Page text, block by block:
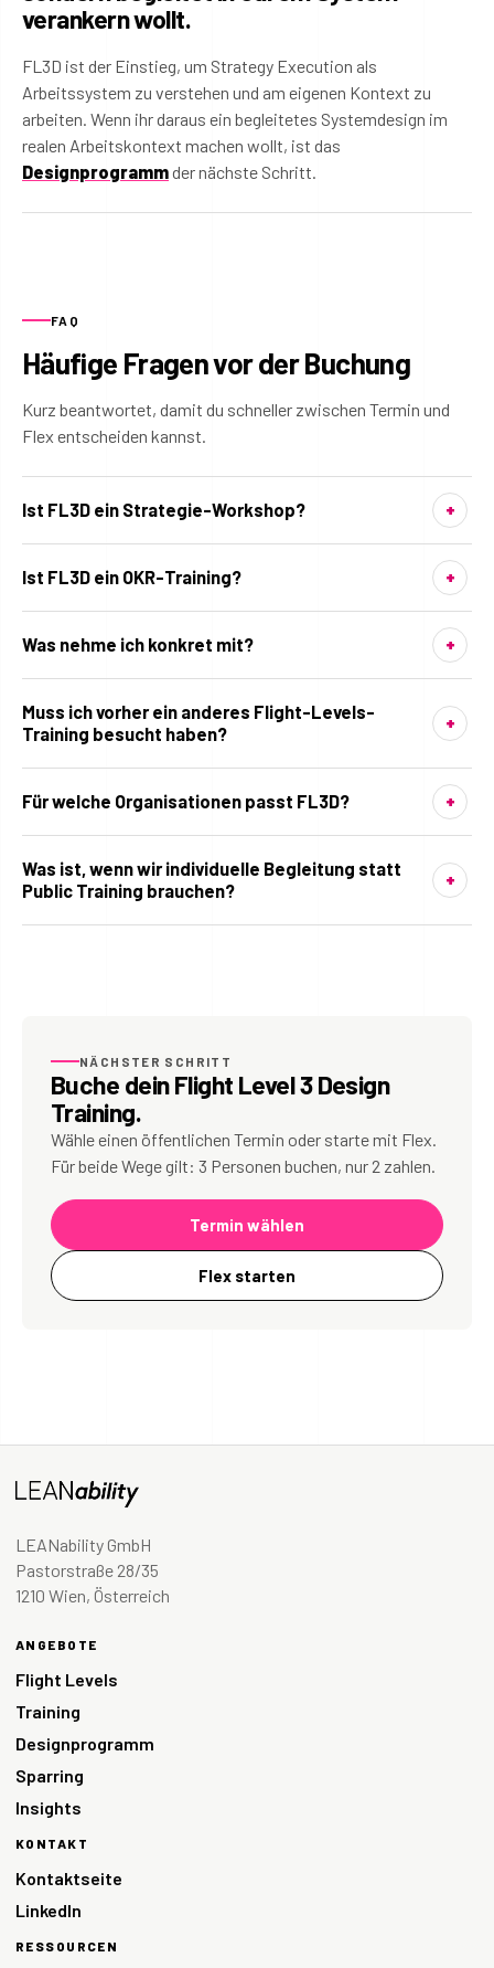
verankern wollt.
FL3D ist der Einstieg, um Strategy Execution als
Arbeitssystem zu verstehen und am eigenen Kontext zu
arbeiten. Wenn ihr daraus ein begleitetes Systemdesign im
realen Arbeitskontext machen wollt, ist das
Designprogrammder nächste Schritt.
FAQ
Häufige Fragen vor der Buchung
Kurz beantwortet, damit du schneller zwischen Termin und
Flex entscheiden kannst.
Ist FL3D ein Strategie-Workshop?
Ist FL3D ein OKR-Training?
Was nehme ich konkret mit?
Muss ich vorher ein anderes Flight-Levels-
Training besucht haben?
Für welche Organisationen passt FL3D?
Was ist, wenn wir individuelle Begleitung statt
Public Training brauchen?
NÄCHSTER SCHRITT
Buche dein Flight Level 3 Design
Training.
Wähle einen öffentlichen Termin oder starte mit Flex.
Für beide Wege gilt: 3 Personen buchen, nur 2 zahlen.
Termin wählen
Flex starten
LEANability GmbH
Pastorstraße 28/35
1210 Wien, Österreich
ANGEBOTE
Flight Levels
Training
Designprogramm
Sparring
Insights
KONTAKT
Kontaktseite
LinkedIn
RESSOURCEN